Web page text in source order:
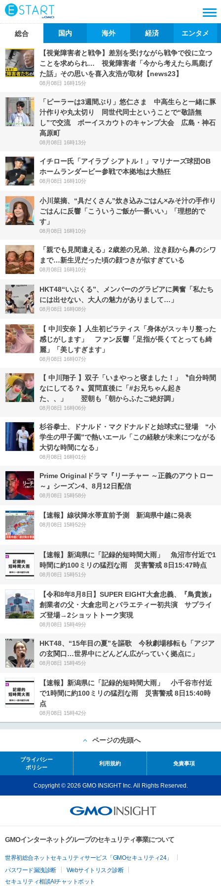
総合 国内 海外 経済 エンタメ
【視覚障害者と戦争】差別を受けながら戦争で役に立つ
ことを求められ… 視覚障害者「今から考えたら馬鹿げ
た話」その思いを喜入友浩が取材【news23】
08月08日 16時15分
「ピーラーは3週間ぶり」悠仁さま 中高生らと一緒に豚
汁作りや丸太切り 同世代同士ということで“敬語無
し”で交流 ボーイスカウトのキャンプ大会 広島・神石
高原町
08月08日 16時13分
イチロー氏「アイラブ シアトル！」マリナーズ球団OB
ホームランダービー参戦で本拠地は大熱狂
08月08日 16時10分
小川菜摘、“具だくさん”炊き込みごはん×みそ汁の手作り
ごはんに反響「こういうご飯が一番いい」「理想的で
す」
08月08日 16時10分
「親でも見間違える」2歳差の兄弟、泣き顔から鼻のシワ
まで…新生児だった頃の顔つきが似すぎている
08月08日 16時10分
HKT48“いぶくる”、メンバーのグラビアに興奮「私たち
には出せない、大人の魅力がありまして…」
08月08日 16時08分
【 中川安奈 】人生初ピラティス「身体がスッキリ整った
感じがします」 ファン反響「足指が長くてとっても綺
麗」「美しすぎます」
08月08日 16時07分
【 中川翔子 】双子「いまやっと寝ました！」〝自分時間
なにしてる？〟質問直後に「#お兄ちゃん起き
た、、」 翌朝も「朝からふたご絶好調」
08月08日 16時06分
杉谷拳士、ドナルド・マクドナルドと始球式に登場 “小
学生の甲子園”で熱いエール「この経験が未来につながる
大切な時間になる」
08月08日 16時01分
Prime Originalドラマ『リーチャー ～正義のアウトロー
～』シーズン4、8月12日配信
08月08日 15時58分
【速報】線状降水帯直前予測 新潟県中越に発表
08月08日 15時52分
【速報】新潟県に「記録的短時間大雨」 魚沼市付近で1
時間に約100ミリの猛烈な雨 災害警戒 8日15:47時点
08月08日 15時51分
【令和8年8月8日】SUPER EIGHT大倉忠義、『鳥貴族』
創業者の父・大倉忠司とバラエティー初共演 サプライ
ズ登場→2ショットトーク実現
08月08日 15時49分
HKT48、“15年目の夏”を謳歌 今秋劇場移転も「アジア
の玄関口…世界中にどんどん広がっていく拠点に」
08月08日 15時45分
【速報】新潟県に「記録的短時間大雨」 小千谷市付近
で1時間に約100ミリの猛烈な雨 災害警戒 8日15:40時
点
08月08日 15時42分
ページの先頭へ
プライバシー
ポリシー
利用規約 免責事項
Copyright © 2026 GMO INSIGHT Inc. All Rights Reserved.
GMOインターネットグループのセキュリティ事業について
世界初総合ネットセキュリティサービス「GMOセキュリティ24」
パスワード漏洩診断
Webサイトリスク診断
セキュリティ相談AIチャットボット